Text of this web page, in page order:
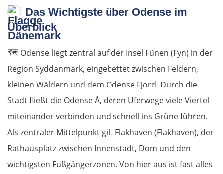
Das Wichtigste über Odense im
Überblick
🗺️ Odense liegt zentral auf der Insel Fünen (Fyn) in der
Region Syddanmark, eingebettet zwischen Feldern,
kleinen Wäldern und dem Odense Fjord. Durch die
Stadt fließt die Odense Å, deren Uferwege viele Viertel
miteinander verbinden und schnell ins Grüne führen.
Als zentraler Mittelpunkt gilt Flakhaven (Flakhaven), der
Rathausplatz zwischen Innenstadt, Dom und den
wichtigsten Fußgängerzonen. Von hier aus ist fast alles